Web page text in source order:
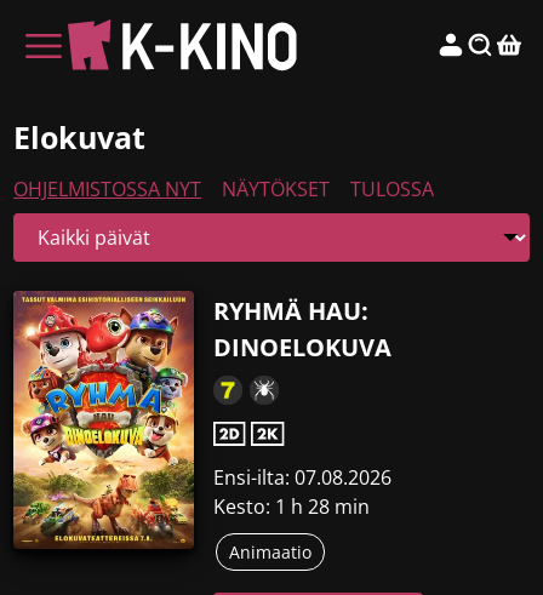
Elokuvat
OHJELMISTOSSA NYT NÄYTÖKSET TULOSSA
RYHMÄ HAU:
DINOELOKUVA
Ensi-ilta: 07.08.2026
Kesto: 1 h 28 min
Animaatio